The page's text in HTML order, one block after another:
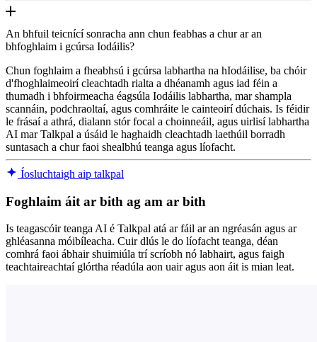
An bhfuil teicnící sonracha ann chun feabhas a chur ar an
bhfoghlaim i gcúrsa Iodáilis?
Chun foghlaim a fheabhsú i gcúrsa labhartha na hIodáilise, ba chóir
d'fhoghlaimeoirí cleachtadh rialta a dhéanamh agus iad féin a
thumadh i bhfoirmeacha éagsúla Iodáilis labhartha, mar shampla
scannáin, podchraoltaí, agus comhráite le cainteoirí dúchais. Is féidir
le frásaí a athrá, dialann stór focal a choinneáil, agus uirlisí labhartha
AI mar Talkpal a úsáid le haghaidh cleachtadh laethúil borradh
suntasach a chur faoi shealbhú teanga agus líofacht.
Íosluchtaigh aip talkpal
Foghlaim áit ar bith ag am ar bith
Is teagascóir teanga AI é Talkpal atá ar fáil ar an ngréasán agus ar
ghléasanna móibíleacha. Cuir dlús le do líofacht teanga, déan
comhrá faoi ábhair shuimiúla trí scríobh nó labhairt, agus faigh
teachtaireachtaí glórtha réadúla aon uair agus aon áit is mian leat.